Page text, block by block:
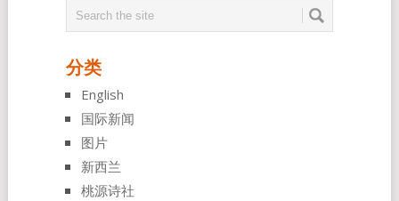
分类
English
国际新闻
图片
新西兰
桃源诗社